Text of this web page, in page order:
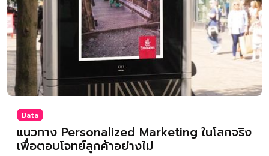
Data
แนวทาง Personalized Marketing ในโลกจริง
เพื่อตอบโจทย์ลูกค้าอย่างไม่